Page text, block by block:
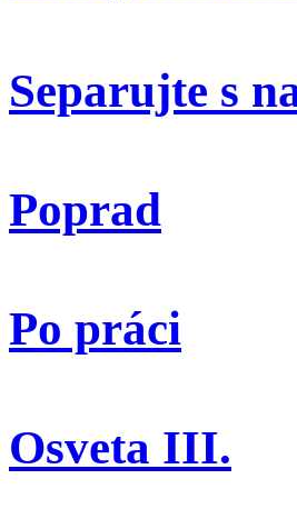
Separujte s
Poprad
Po práci
Osveta III.